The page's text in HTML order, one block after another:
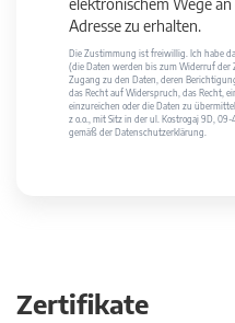
elektronischem Wege
Adresse zu erhalten.
Die Zustimmung ist freiwillig. Ich habe
(die Daten werden bis zum Widerruf der
Zugang zu den Daten, deren
das Recht auf Widerspruch, das Recht,
einzureichen oder die Daten zu
z o.o., mit Sitz in der ul. Kostrogaj 9D,
gemäß der Datenschutzerklärung.
Zertifikate